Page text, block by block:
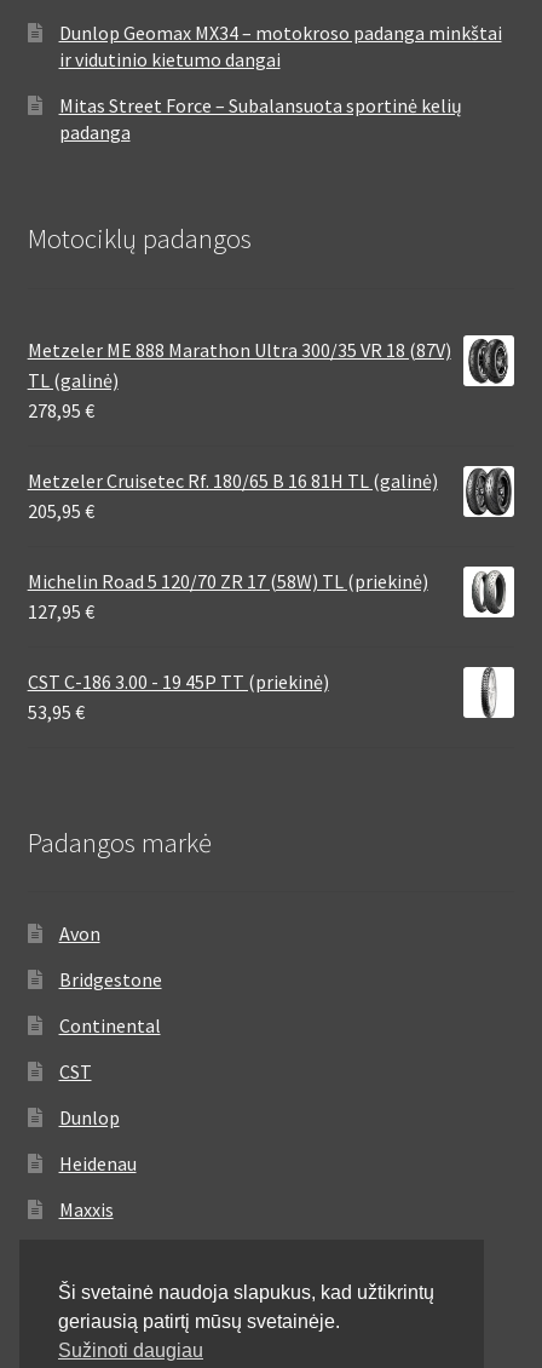
Dunlop Geomax MX34 – motokroso padanga minkštai
ir vidutinio kietumo dangai
Mitas Street Force – Subalansuota sportinė kelių
padanga
Motociklų padangos
Metzeler ME 888 Marathon Ultra 300/35 VR 18 (87V)
TL (galinė)
278,95 €
Metzeler Cruisetec Rf. 180/65 B 16 81H TL (galinė)
205,95 €
Michelin Road 5 120/70 ZR 17 (58W) TL (priekinė)
127,95 €
CST C-186 3.00 - 19 45P TT (priekinė)
53,95 €
Padangos markė
Avon
Bridgestone
Continental
CST
Dunlop
Heidenau
Maxxis
Michelin
Mitas
Ši svetainė naudoja slapukus, kad užtikrintų
geriausią patirtį mūsų svetainėje.
Sužinoti daugiau